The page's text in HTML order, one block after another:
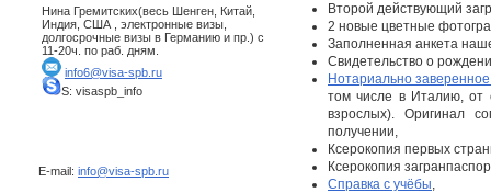
Нина Гремитских(весь Шенген, Китай,
Индия, США , электронные визы,
долгосрочные визы в Германию и пр.) с
11-20ч. по раб. дням.
info6@visa-spb.ru
S: visaspb_info
E-mail: info@visa-spb.ru
Второй действующий
2 новые цветные
Заполненная анкета
Свидетельство о
Нотариально
том числе в Италию, от
взрослых). Оригинал
получении,
Ксерокопия первых
Ксерокопия
Справка с учёбы,